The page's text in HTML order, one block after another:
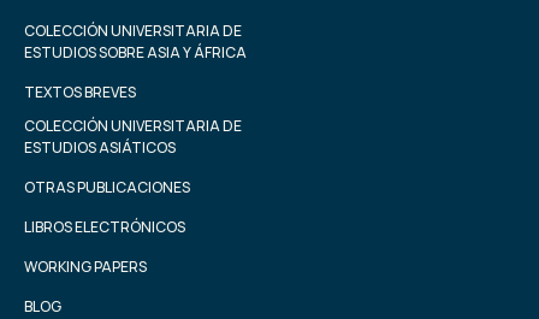
COLECCIÓN UNIVERSITARIA DE
ESTUDIOS SOBRE ASIA Y ÁFRICA
TEXTOS BREVES
COLECCIÓN UNIVERSITARIA DE
ESTUDIOS ASIÁTICOS
OTRAS PUBLICACIONES
LIBROS ELECTRÓNICOS
WORKING PAPERS
BLOG